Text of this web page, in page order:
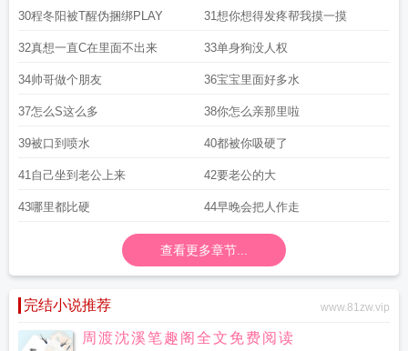
30程冬阳被T醒伪捆绑PLAY 31想你想得发疼帮我摸一摸
32真想一直C在里面不出来 33单身狗没人权
34帅哥做个朋友 36宝宝里面好多水
37怎么S这么多 38你怎么亲那里啦
39被口到喷水 40都被你吸硬了
41自己坐到老公上来 42要老公的大
43哪里都比硬 44早晚会把人作走
查看更多章节...
完结小说推荐 www.81zw.vip
周渡沈溪笔趣阁全文免费阅读